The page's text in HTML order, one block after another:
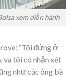
xem diễn hành
“Tôi đứng ở
va tôi có nhận xét
như các ông bà